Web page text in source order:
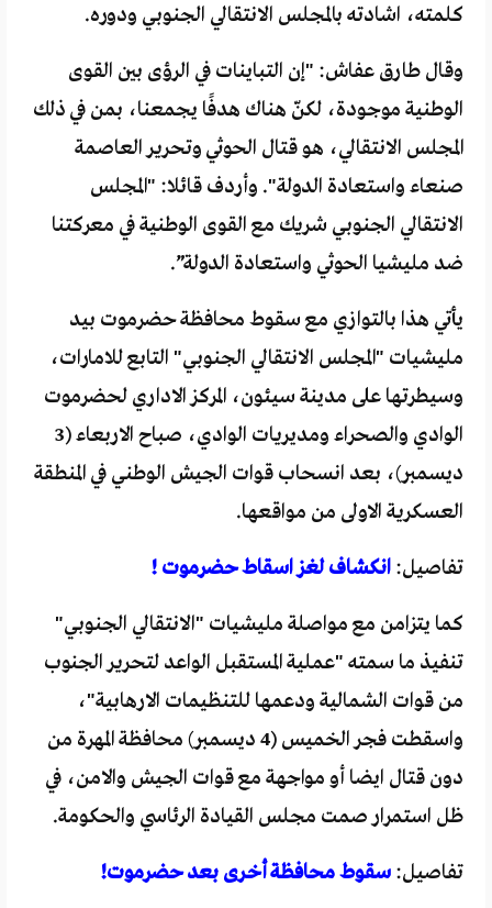
كلمته، اشادته بالمجلس الانتقالي الجنوبي ودوره.
وقال طارق عفاش: "إن التباينات في الرؤى بين القوى
الوطنية موجودة، لكنّ هناك هدفًا يجمعنا، بمن في ذلك
المجلس الانتقالي، هو قتال الحوثي وتحرير العاصمة
صنعاء واستعادة الدولة". وأردف قائلا: "المجلس
الانتقالي الجنوبي شريك مع القوى الوطنية في معركتنا
ضد مليشيا الحوثي واستعادة الدولة”.
يأتي هذا بالتوازي مع سقوط محافظة حضرموت بيد
مليشيات "المجلس الانتقالي الجنوبي" التابع للامارات،
وسيطرتها على مدينة سيئون، المركز الاداري لحضرموت
الوادي والصحراء ومديريات الوادي، صباح الاربعاء (3
ديسمبر)، بعد انسحاب قوات الجيش الوطني في المنطقة
العسكرية الاولى من مواقعها.
تفاصيل: انكشاف لغز اسقاط حضرموت !
كما يتزامن مع مواصلة مليشيات "الانتقالي الجنوبي"
تنفيذ ما سمته "عملية المستقبل الواعد لتحرير الجنوب
من قوات الشمالية ودعمها للتنظيمات الارهابية"،
واسقطت فجر الخميس (4 ديسمبر) محافظة المهرة من
دون قتال ايضا أو مواجهة مع قوات الجيش والامن، في
ظل استمرار صمت مجلس القيادة الرئاسي والحكومة.
تفاصيل: سقوط محافظة أخرى بعد حضرموت!